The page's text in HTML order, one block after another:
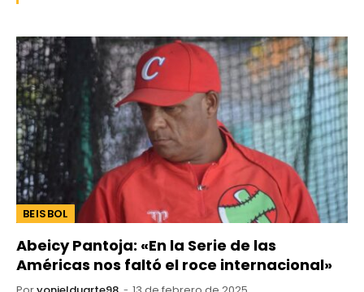
BEISBOL
Abeicy Pantoja: «En la Serie de las
Américas nos faltó el roce internacional»